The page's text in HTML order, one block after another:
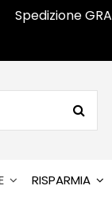
Spedizione
RISPARMIA